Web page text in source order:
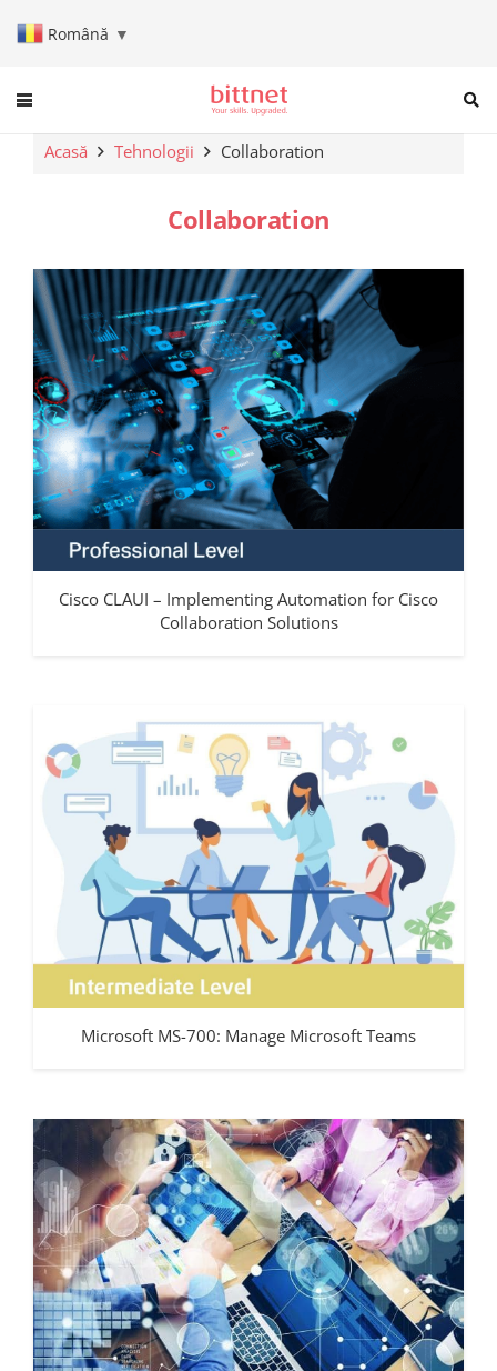
Română ▼
When autocomplete results
Acasă Tehnologii Collaboration
Collaboration
Cisco CLAUI – Implementing Automation for Cisco
Collaboration Solutions
Microsoft MS-700: Manage Microsoft Teams